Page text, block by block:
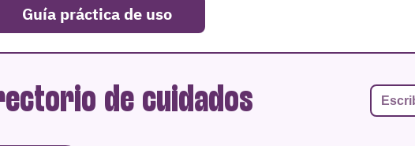
Guía práctica de uso
de cuidados